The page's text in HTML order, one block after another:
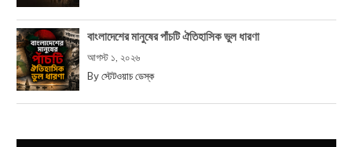
বাংলাদেশের মানুষের পাঁচটি ঐতিহাসিক ভুল ধারণা
আগস্ট ১, ২০২৬
By স্টেটওয়াচ ডেস্ক